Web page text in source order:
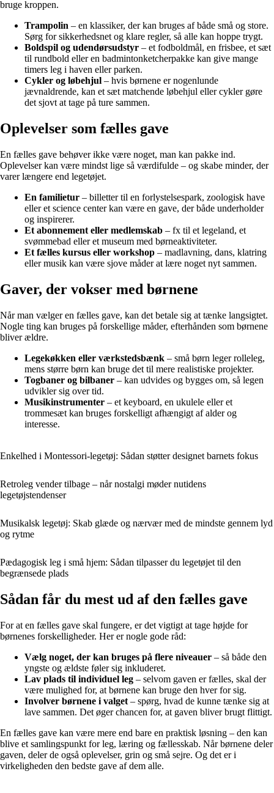
bruge kroppen.
Trampolin – en klassiker, der kan bruges af både små og store.
Sørg for sikkerhedsnet og klare regler, så alle kan hoppe trygt.
Boldspil og udendørsudstyr – et fodboldmål, en frisbee, et sæt
til rundbold eller en badmintonketcherpakke kan give mange
timers leg i haven eller parken.
Cykler og løbehjul – hvis børnene er nogenlunde
jævnaldrende, kan et sæt matchende løbehjul eller cykler gøre
det sjovt at tage på ture sammen.
Oplevelser som fælles gave
En fælles gave behøver ikke være noget, man kan pakke ind.
Oplevelser kan være mindst lige så værdifulde – og skabe minder, der
varer længere end legetøjet.
En familietur – billetter til en forlystelsespark, zoologisk have
eller et science center kan være en gave, der både underholder
og inspirerer.
Et abonnement eller medlemskab – fx til et legeland, et
svømmebad eller et museum med børneaktiviteter.
Et fælles kursus eller workshop – madlavning, dans, klatring
eller musik kan være sjove måder at lære noget nyt sammen.
Gaver, der vokser med børnene
Når man vælger en fælles gave, kan det betale sig at tænke langsigtet.
Nogle ting kan bruges på forskellige måder, efterhånden som børnene
bliver ældre.
Legekøkken eller værkstedsbænk – små børn leger rolleleg,
mens større børn kan bruge det til mere realistiske projekter.
Togbaner og bilbaner – kan udvides og bygges om, så legen
udvikler sig over tid.
Musikinstrumenter – et keyboard, en ukulele eller et
trommesæt kan bruges forskelligt afhængigt af alder og
interesse.
Enkelhed i Montessori-legetøj: Sådan støtter designet barnets fokus
Retroleg vender tilbage – når nostalgi møder nutidens
legetøjstendenser
Musikalsk legetøj: Skab glæde og nærvær med de mindste gennem lyd
og rytme
Pædagogisk leg i små hjem: Sådan tilpasser du legetøjet til den
begrænsede plads
Sådan får du mest ud af den fælles gave
For at en fælles gave skal fungere, er det vigtigt at tage højde for
børnenes forskelligheder. Her er nogle gode råd:
Vælg noget, der kan bruges på flere niveauer – så både den
yngste og ældste føler sig inkluderet.
Lav plads til individuel leg – selvom gaven er fælles, skal der
være mulighed for, at børnene kan bruge den hver for sig.
Involver børnene i valget – spørg, hvad de kunne tænke sig at
lave sammen. Det øger chancen for, at gaven bliver brugt flittigt.
En fælles gave kan være mere end bare en praktisk løsning – den kan
blive et samlingspunkt for leg, læring og fællesskab. Når børnene deler
gaven, deler de også oplevelser, grin og små sejre. Og det er i
virkeligheden den bedste gave af dem alle.